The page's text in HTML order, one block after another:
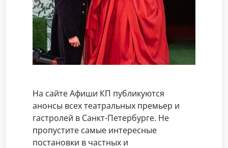
На сайте Афиши КП публикуются
анонсы всех театральных премьер и
гастролей в Санкт-Петербурге. Не
пропустите самые интересные
постановки в частных и